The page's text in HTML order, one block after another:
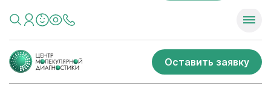
Оставить заявку